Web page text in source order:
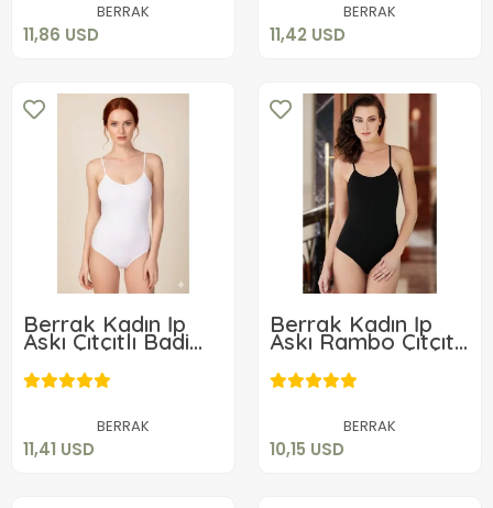
BERRAK
11,86 USD
BERRAK
11,42 USD
Berrak Kadın İp
Askı Çıtçıtlı Badi
2081
BERRAK
11,41 USD
11,41 USD
Berrak Kadın İp
Askı Rambo Çıtçıtlı
Badi 2172
BERRAK
10,15 USD
10,15 USD